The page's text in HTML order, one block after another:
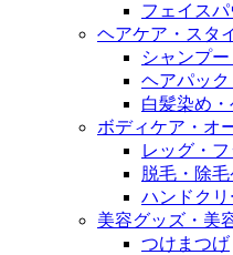
フェイス
ヘアケア・スタ
シャンプ
ヘアパック
白髪染め
ボディケア・オ
レッグ・
脱毛・除毛
ハンドク
美容グッズ・美
つけまつげ